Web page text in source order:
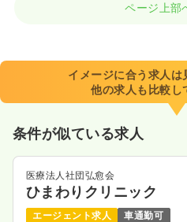
ページ上部
イメージに合う求人は
他の求人も比較し
条件が似ている求人
医療法人社団弘愈会
ひまわりクリニック
エージェント求人
車通勤可